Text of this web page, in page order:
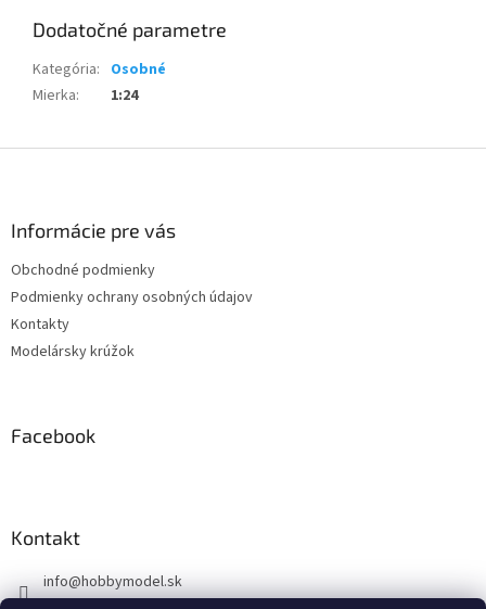
Dodatočné parametre
Kategória: Osobné
Mierka: 1:24
Informácie pre vás
Obchodné podmienky
Podmienky ochrany osobných údajov
Kontakty
Modelársky krúžok
Facebook
Kontakt
info@hobbymodel.sk